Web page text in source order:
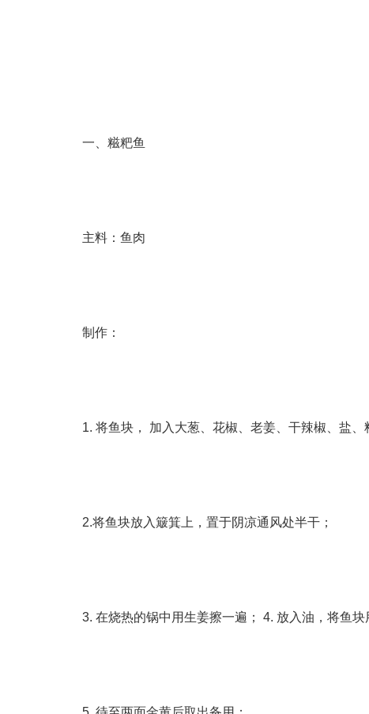
一、糍粑鱼
主料：鱼肉
制作：
1. 将鱼块， 加入大葱、花椒、老姜、干辣椒、盐
2.将鱼块放入簸箕上，置于阴凉通风处半干；
3. 在烧热的锅中用生姜擦一遍； 4. 放入油，将鱼块